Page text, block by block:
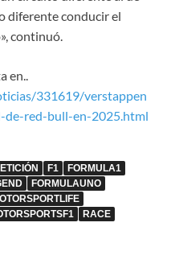
diferente conducir el
continuó.
en..
331619/verstappen
de-red-bull-en-2025.html
F1
FORMULA1
FORMULAUNO
RACE